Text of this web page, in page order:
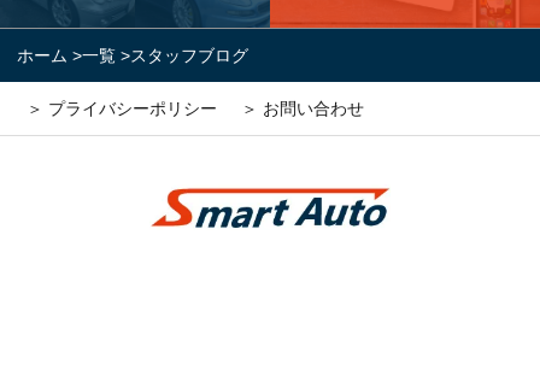
ホーム >一覧 >スタッフブログ
＞ プライバシーポリシー ＞ お問い合わせ